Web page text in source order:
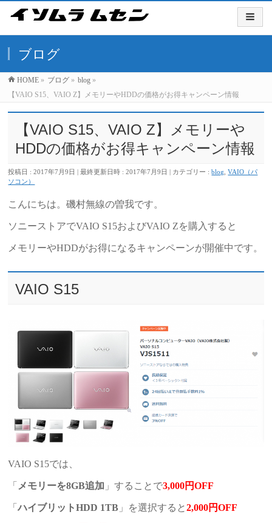
ブログ
HOME » ブログ » blog »
【VAIO S15、VAIO Z】メモリーやHDDの価格がお得キャンペーン情報
【VAIO S15、VAIO Z】メモリーや
HDDの価格がお得キャンペーン情報
投稿日 : 2017年7月9日 最終更新日時 : 2017年7月9日 カテゴリー :blog ,VAIO（パ
ソコン）
こんにちは。磯村無線の曽我です。
ソニーストアでVAIO S15およびVAIO Zを購入すると
メモリーやHDDがお得になるキャンペーンが開催中です。
VAIO S15
VAIO S15では、
「 メモリーを8GB追加 」することで3,000円OFF
「ハイブリットHDD 1TB 」を選択すると2,000円OFF